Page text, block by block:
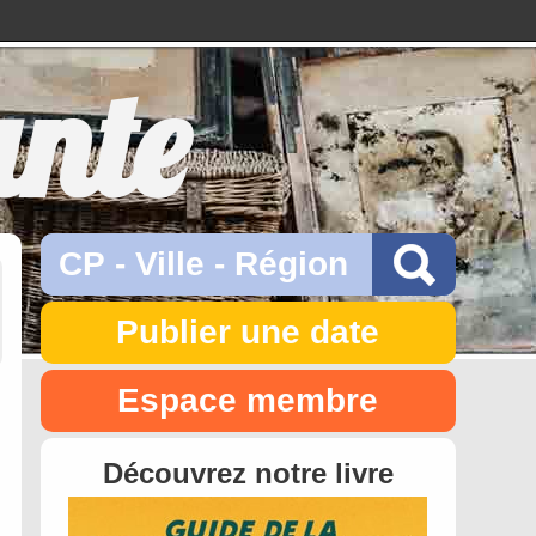
Publier une date
Espace membre
Découvrez notre livre